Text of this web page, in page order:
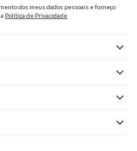
dos meus dados pessoais e forneço
Política de Privacidade